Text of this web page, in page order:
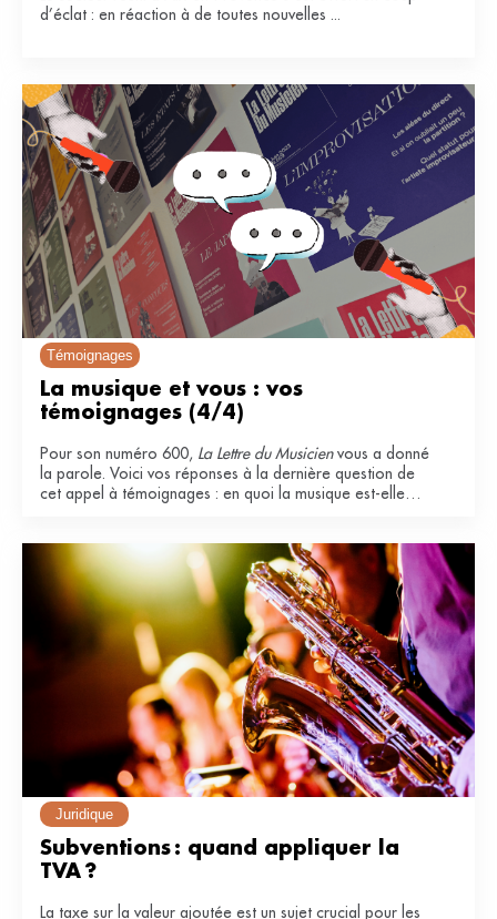
d’éclat : en réaction à de toutes nouvelles ...
Témoignages
La musique et vous : vos
témoignages (4/4)
Pour son numéro 600, La Lettre du Musicienvous a donné
la parole. Voici vos réponses à la dernière question de
cet appel à témoignages : en quoi la musique est-elle
Juridique
Subventions : quand appliquer la
TVA ?
La taxe sur la valeur ajoutée est un sujet crucial pour les